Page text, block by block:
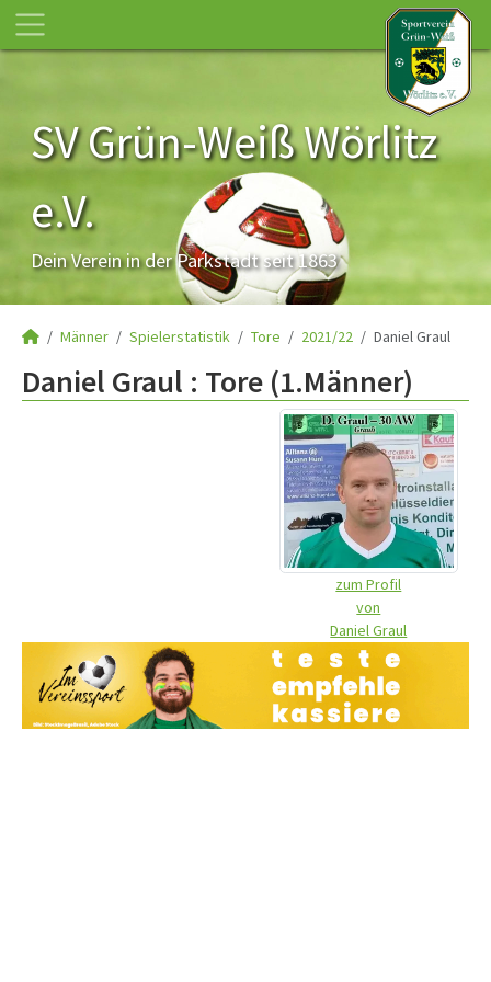
SV Grün-Weiß Wörlitz
e.V.
Dein Verein in der Parkstadt seit 1863
Männer Spielerstatistik Tore 2021/22 Daniel Graul
Daniel Graul : Tore (1.Männer)
zum Profil
von
Daniel Graul